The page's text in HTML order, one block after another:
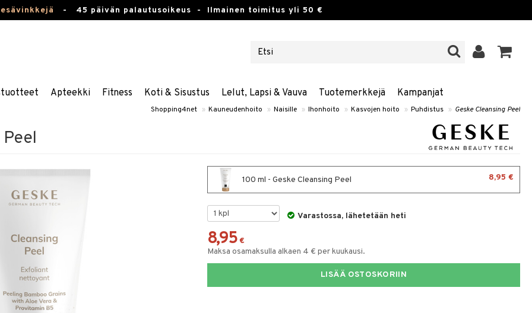
- 45 päivän palautusoikeus - Ilmainen toimitus yli 50 €
Apteekki Fitness Koti & Sisustus Lelut, Lapsi & Vauva Tuotemerkkejä Kampanjat
Shopping4net » Kauneudenhoito » Naisille » Ihonhoito » Kasvojen hoito » Puhdistus » Geske Cleansing Peel
100 ml - Geske Cleansing Peel 8,95 €
Varastossa, lähetetään heti
8,95 €
Maksa osamaksulla alkaen 4 € per kuukausi.
LISÄÄ OSTOSKORIIN